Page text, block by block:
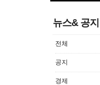
뉴스& 공지
전체
공지
경제